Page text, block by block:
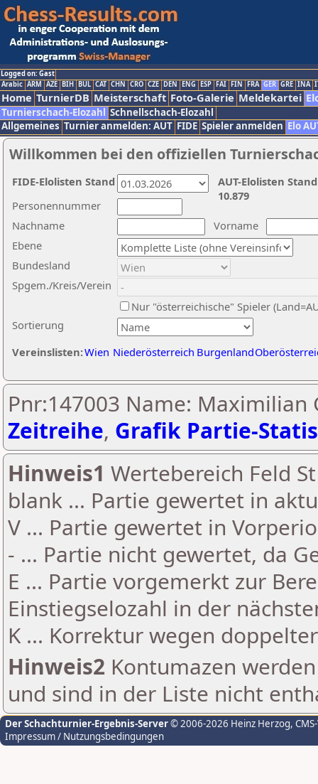
Logged on: Gast
Arabic ARM AZE BIH BUL CAT CHN CRO CZE DEN ENG ESP FAI FIN FRA GER GRE INA
Home TurnierDB Meisterschaft Foto-Galerie Meldekartei
Turnierschach-Elozahl Schnellschach-Elozahl
Allgemeines Turnier anmelden: AUT FIDE Spieler anmelden Elo
Willkommen bei den offiziellen
Nachname
Vorname
Ebene
Sortierung
Personennummer
Bundesland
Spgem./Kreis/Verein
Nur "österreichische" Spieler
Vereinslisten:Wien Niederösterreich Burgenland
AUT-Elolisten
10.879
FIDE-Elolisten Stand
Pnr:147003 Name: Maximilian
Zeitreihe, Grafik Partie-
Hinweis1 Wertebereich Feld
blank ... Partie gewertet in
V ... Partie gewertet in
- ... Partie nicht gewertet, da
E ... Partie vorgemerkt zur
Einstiegselozahl in der
K ... Korrektur wegen
Hinweis2 Kontumazen
und sind in der Liste nicht
Der Schachturnier-Ergebnis-Server© 2006-2026 Heinz Herzog,
Impressum / Nutzungsbedingungen